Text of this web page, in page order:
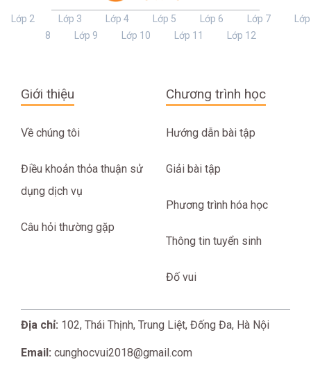
Lớp 2 Lớp 3 Lớp 4 Lớp 5 Lớp 6 Lớp 7
Lớp
8
Lớp 9 Lớp 10 Lớp 11 Lớp 12
Giới thiệu
Về chúng tôi
Điều khoản thỏa thuận sử
dụng dịch vụ
Câu hỏi thường gặp
Chương trình học
Hướng dẫn bài tập
Giải bài tập
Phương trình hóa học
Thông tin tuyển sinh
Đố vui
Địa chỉ: 102, Thái Thịnh, Trung Liệt, Đống Đa, Hà Nội
Email: cunghocvui2018@gmail.com